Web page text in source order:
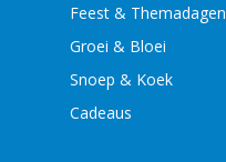
Feest & Themadagen
Groei & Bloei
Snoep & Koek
Cadeaus